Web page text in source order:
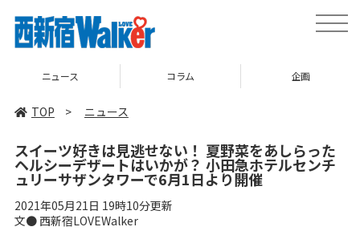
toggle
コラム 企画 TOP
TOP > ニュース
スイーツ好きは見逃せない！ 夏野菜をあしらった
ヘルシーデザートはいかが？ 小田急ホテルセンチ
ュリーサザンタワーで6月1日より開催
2021年05月21日 19時10分更新
文● 西新宿LOVEWalker